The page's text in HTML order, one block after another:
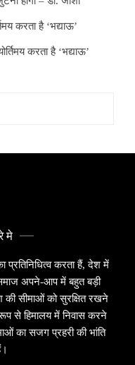
करता है ‘भद्याऊ’
करता है ‘भद्याऊ’
मे
प्रतिनिधित्व करता हैं, देश में
अपने-आप में बहुत बड़ी
की सीमाओं को सुरक्षित रखने
से हिमालय में निवास करने
का सजग प्रहरी की भांति